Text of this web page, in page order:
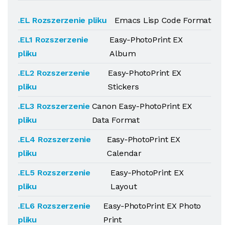
.EL Rozszerzenie pliku
Emacs Lisp Code Format
.EL1 Rozszerzenie
pliku
Easy-PhotoPrint EX
Album
.EL2 Rozszerzenie
pliku
Easy-PhotoPrint EX
Stickers
.EL3 Rozszerzenie
pliku
Canon Easy-PhotoPrint EX
Data Format
.EL4 Rozszerzenie
pliku
Easy-PhotoPrint EX
Calendar
.EL5 Rozszerzenie
pliku
Easy-PhotoPrint EX
Layout
.EL6 Rozszerzenie
pliku
Easy-PhotoPrint EX Photo
Print